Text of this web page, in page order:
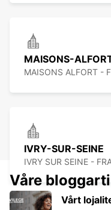
MAISONS-
MAISONS ALFORT -
IVRY-SUR-SEINE
IVRY SUR SEINE -
Våre
Vårt